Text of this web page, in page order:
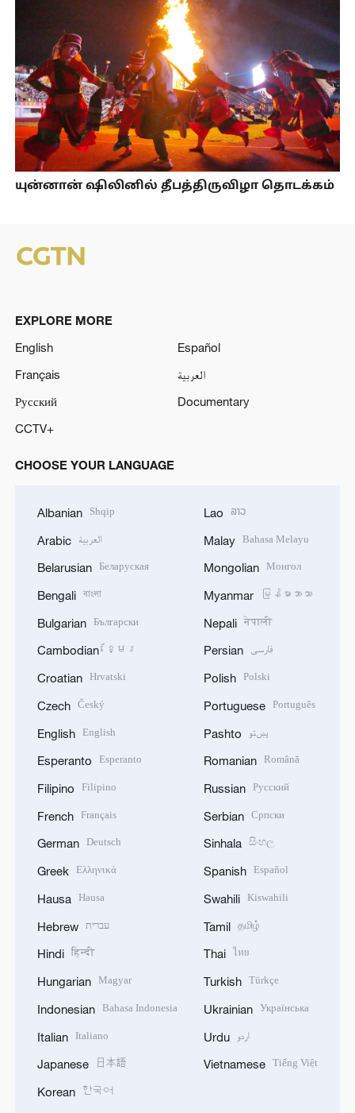
யுன்னான் ஷிலினில் தீபத்திருவிழா தொடக்கம்
EXPLORE MORE
English
Español
Français
العربية
Русский
Documentary
CCTV+
CHOOSE YOUR LANGUAGE
Albanian Shqip
Arabic العربية
Belarusian Беларуская
Bengali বাংলা
Bulgarian Български
Cambodian ខ្មែរ
Croatian Hrvatski
Czech Český
English English
Esperanto Esperanto
Filipino Filipino
French Français
German Deutsch
Greek Ελληνικά
Hausa Hausa
Hebrew עברית
Hindi हिन्दी
Hungarian Magyar
Indonesian Bahasa Indonesia
Italian Italiano
Japanese 日本語
Korean 한국어
Lao ລາວ
Malay Bahasa Melayu
Mongolian Монгол
Myanmar မြန်မာဘာသာ
Nepali नेपाली
Persian فارسی
Polish Polski
Portuguese Português
Pashto پښتو
Romanian Română
Russian Русский
Serbian Српски
Sinhala සිංහල
Spanish Español
Swahili Kiswahili
Tamil தமிழ்
Thai ไทย
Turkish Türkçe
Ukrainian Українська
Urdu اردو
Vietnamese Tiếng Việt